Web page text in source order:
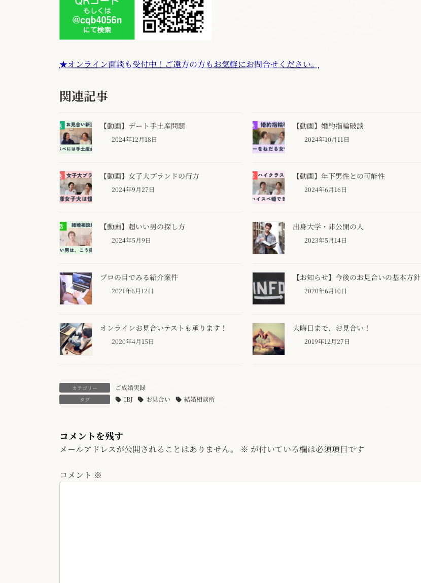
★オンライン面談も受付中！ご遠方の方もお気軽にお問合せください。
関連記事
【動画】デート手土産問題
2024年12月18日
【動画】婚約指輪破談
2024年10月11日
【動画】女子大ブランドの行方
2024年9月27日
【動画】年下男性との可能性
2024年6月16日
【動画】超いい男の探し方
2024年5月9日
出身大学・非公開の人
2023年5月14日
プロの目でみる紹介案件
2021年6月12日
【お知らせ】今後のお見合いの基本方針
2020年6月10日
オンラインお見合いテストも承ります！
2020年4月15日
大晦日まで、お見合い！
2019年12月27日
カテゴリー ご成婚実録
タグ IBJ お見合い 結婚相談所
コメントを残す
メールアドレスが公開されることはありません。 ※ が付いている欄は必須項目です
コメント ※